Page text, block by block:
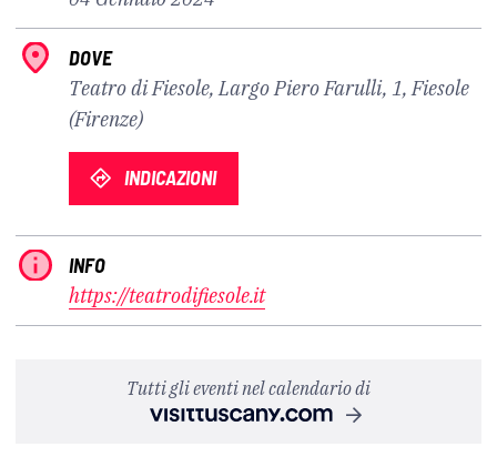
DOVE
Teatro di Fiesole, Largo Piero Farulli, 1, Fiesole
(Firenze)
INDICAZIONI
INFO
https://teatrodifiesole.it
Tutti gli eventi nel calendario di